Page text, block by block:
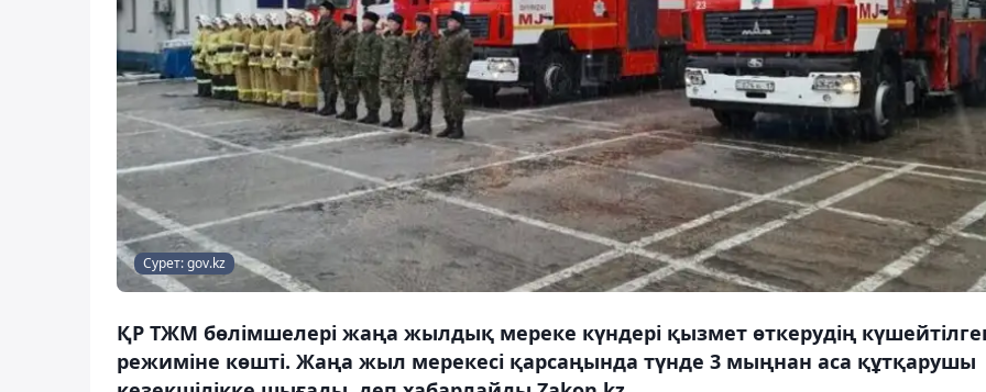
Сурет: gov.kz
ҚР ТЖМ бөлімшелері жаңа жылдық мереке күндері қызмет өткерудің
режиміне көшті. Жаңа жыл мерекесі қарсаңында түнде 3 мыңнан аса құтқарушы